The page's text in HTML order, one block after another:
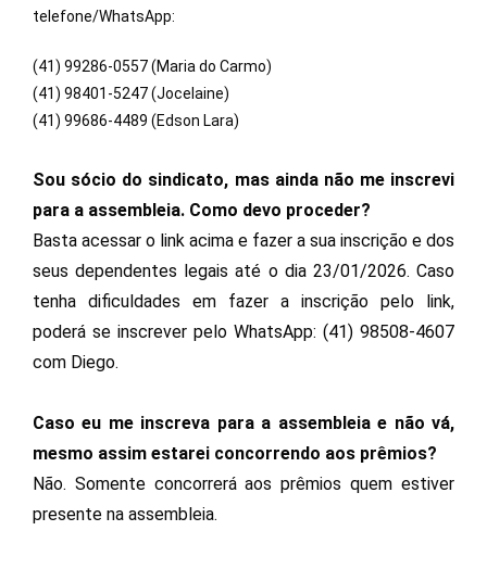
telefone/WhatsApp:
(41) 99286-0557 (Maria do Carmo)
(41) 98401-5247 (Jocelaine)
(41) 99686-4489 (Edson Lara)
Sou sócio do sindicato, mas ainda não me inscrevi
para a assembleia. Como devo proceder?
Basta acessar o link acima e fazer a sua inscrição e dos
seus dependentes legais até o dia 23/01/2026. Caso
tenha dificuldades em fazer a inscrição pelo link,
poderá se inscrever pelo WhatsApp: (41) 98508-4607
com Diego.
Caso eu me inscreva para a assembleia e não vá,
mesmo assim estarei concorrendo aos prêmios?
Não. Somente concorrerá aos prêmios quem estiver
presente na assembleia.